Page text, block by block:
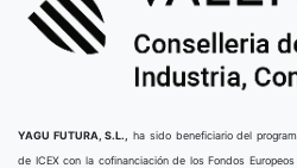
YAGU FUTURA, S.L.,
ha sido beneficiario del
de ICEX con la cofinanciación de los Fondos